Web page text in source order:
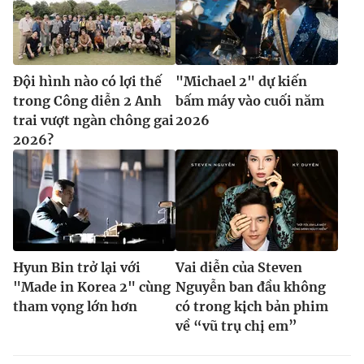
Đội hình nào có lợi thế
trong Công diễn 2 Anh
trai vượt ngàn chông gai
2026?
"Michael 2" dự kiến
bấm máy vào cuối năm
2026
Hyun Bin trở lại với
"Made in Korea 2" cùng
tham vọng lớn hơn
Vai diễn của Steven
Nguyễn ban đầu không
có trong kịch bản phim
về “vũ trụ chị em”